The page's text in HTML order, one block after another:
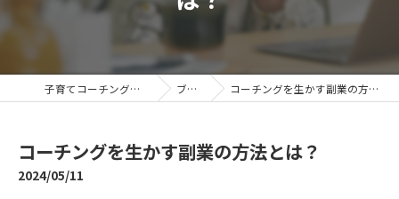
子育てコーチングならYTC ブログ コーチングを生かす副業の方法とは？
コーチングを生かす副業の方法とは？
2024/05/11